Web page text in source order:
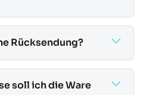
Rücksendung?
soll ich die Ware